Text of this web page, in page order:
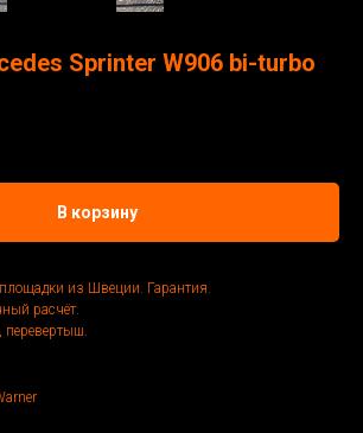
Sprinter W906 bi-turbo
В корзину
из Швеции. Гарантия.
расчёт.
перевертыш.